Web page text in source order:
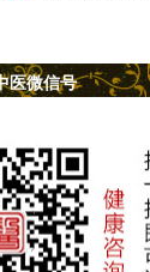
医微信号